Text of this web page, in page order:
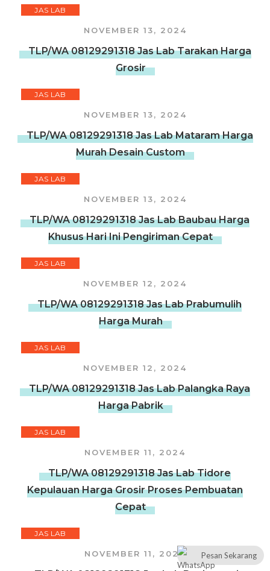
JAS LAB
NOVEMBER 13, 2024
TLP/WA 08129291318 Jas Lab Tarakan Harga
Grosir
JAS LAB
NOVEMBER 13, 2024
TLP/WA 08129291318 Jas Lab Mataram Harga
Murah Desain Custom
JAS LAB
NOVEMBER 13, 2024
TLP/WA 08129291318 Jas Lab Baubau Harga
Khusus Hari Ini Pengiriman Cepat
JAS LAB
NOVEMBER 12, 2024
TLP/WA 08129291318 Jas Lab Prabumulih
Harga Murah
JAS LAB
NOVEMBER 12, 2024
TLP/WA 08129291318 Jas Lab Palangka Raya
Harga Pabrik
JAS LAB
NOVEMBER 11, 2024
TLP/WA 08129291318 Jas Lab Tidore
Kepulauan Harga Grosir Proses Pembuatan
Cepat
JAS LAB
NOVEMBER 11, 2024 Pesan Sekarang